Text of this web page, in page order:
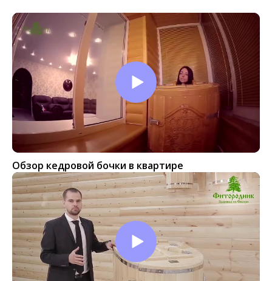
Обзор кедровой бочки в квартире